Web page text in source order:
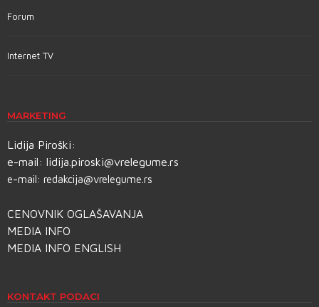
Forum
Internet TV
MARKETING
Lidija Piroški:
e-mail: lidija.piroski@vrelegume.rs
e-mail: redakcija@vrelegume.rs
CENOVNIK OGLAŠAVANJA
MEDIA INFO
MEDIA INFO ENGLISH
KONTAKT PODACI